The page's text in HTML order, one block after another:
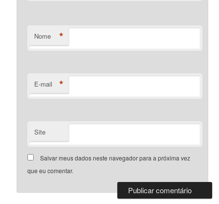
Nome *
E-mail *
Site
Salvar meus dados neste navegador para a próxima vez
que eu comentar.